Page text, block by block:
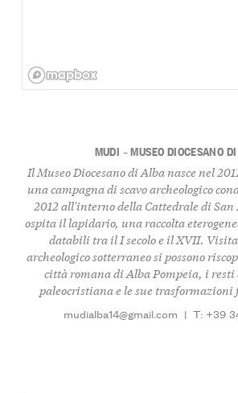
MUDI – MUSEO DIOCESANO
Il Museo Diocesano di Alba nasce nel
una campagna di scavo archeologico
2012 all'interno della Cattedrale di San
ospita il lapidario, una raccolta
databili tra il I secolo e il XVII.
archeologico sotterraneo si possono
città romana di Alba Pompeia, i resti
paleocristiana e le sue trasformazioni
mudialba14@gmail.com | T: +39